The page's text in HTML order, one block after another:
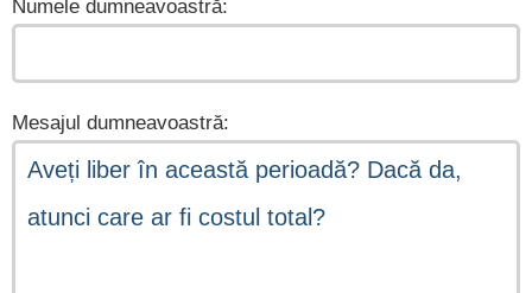
Numele dumneavoastră:
Mesajul dumneavoastră: